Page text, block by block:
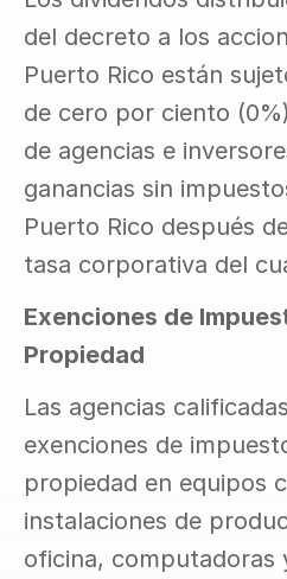
del decreto a los
Puerto Rico están
de cero por ciento
de agencias e
ganancias sin
Puerto Rico después
tasa corporativa del
Exenciones de
Propiedad
Las agencias
exenciones de
propiedad en equipos
instalaciones de
oficina, computadoras